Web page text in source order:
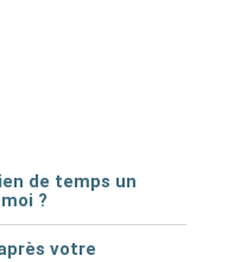
de temps un
?
votre